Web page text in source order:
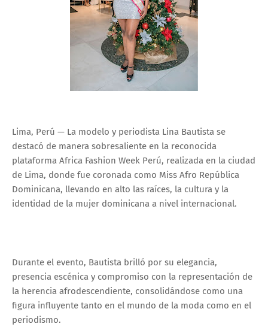
Lima, Perú — La modelo y periodista Lina Bautista se
destacó de manera sobresaliente en la reconocida
plataforma Africa Fashion Week Perú, realizada en la ciudad
de Lima, donde fue coronada como Miss Afro República
Dominicana, llevando en alto las raíces, la cultura y la
identidad de la mujer dominicana a nivel internacional.
Durante el evento, Bautista brilló por su elegancia,
presencia escénica y compromiso con la representación de
la herencia afrodescendiente, consolidándose como una
figura influyente tanto en el mundo de la moda como en el
periodismo.